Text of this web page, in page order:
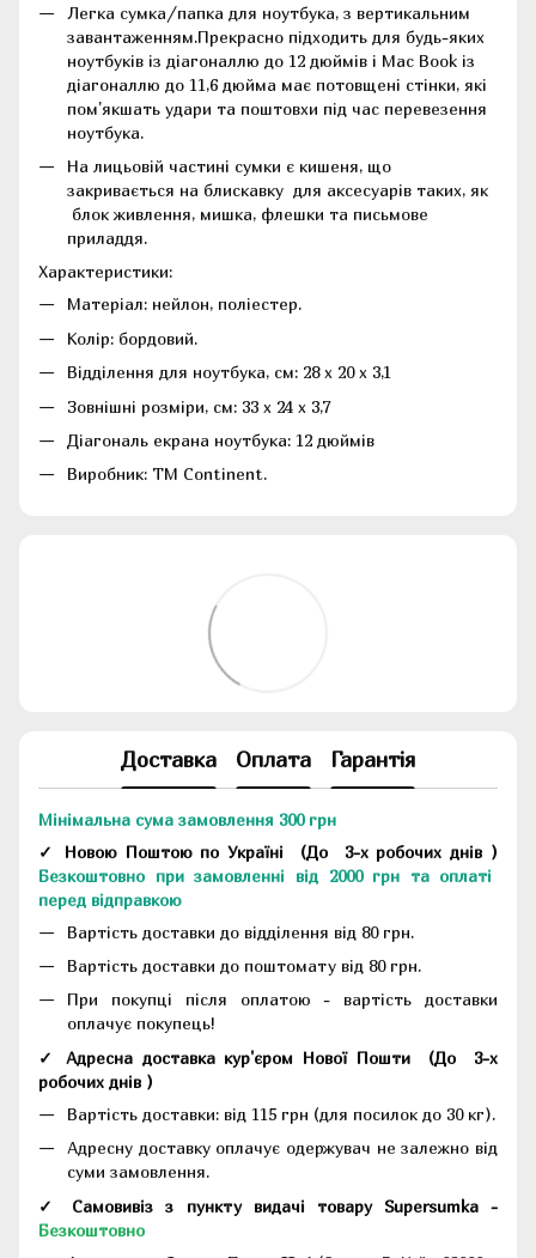
Легка сумка/папка для ноутбука, з вертикальним
завантаженням.Прекрасно підходить для будь-яких
ноутбуків із діагоналлю до 12 дюймів і Mac Book із
діагоналлю до 11,6 дюйма має потовщені стінки, які
пом'якшать удари та поштовхи під час перевезення
ноутбука.
На лицьовій частині сумки є кишеня, що
закривається на блискавку для аксесуарів таких, як
блок живлення, мишка, флешки та письмове
приладдя.
Характеристики:
Матеріал: нейлон, поліестер.
Колір: бордовий.
Відділення для ноутбука, см: 28 x 20 x 3,1
Зовнішні розміри, см: 33 x 24 x 3,7
Діагональ екрана ноутбука: 12 дюймів
Виробник: ТМ Continent.
Доставка Оплата Гарантія
Мінімальна сума замовлення 300 грн
✓ Новою Поштою по Україні (До 3-х робочих днів )
Безкоштовно при замовленні від 2000 грн та оплаті
перед відправкою
Вартість доставки до відділення від 80 грн.
Вартість доставки до поштомату від 80 грн.
При покупці після оплатою - вартість доставки
оплачує покупець!
✓ Адресна доставка кур'єром Нової Пошти (До 3-х
робочих днів )
Вартість доставки: від 115 грн (для посилок до 30 кг).
Адресну доставку оплачує одержувач не залежно від
суми замовлення.
✓ Самовивіз з пункту видачі товару Supersumka -
Безкоштовно